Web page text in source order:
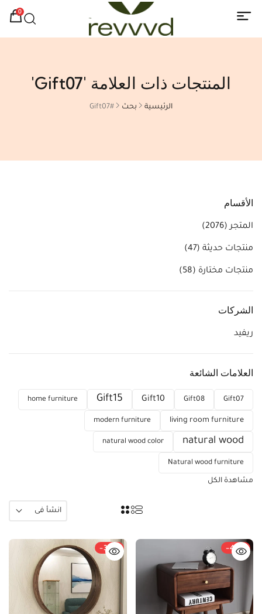
0
المنتجات ذات العلامة 'Gift07'
الرئيسية بحث #Gift07
الأقسام
المتجر(2076)
منتجات حديثة (47)
منتجات مختارة (58)
الشركات
ريفيد
العلامات الشائعة
Gift07
Gift08
Gift10
Gift15
home furniture
living room furniture
modern furniture
natural wood
natural wood color
Natural wood furniture
مشاهدة الكل
انشأ فى
-40%
-38%